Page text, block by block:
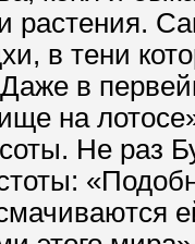
растения.
в тени
в
на
Не раз